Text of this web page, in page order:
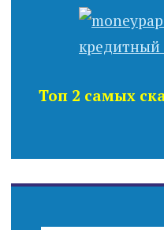
Топ 2 самых